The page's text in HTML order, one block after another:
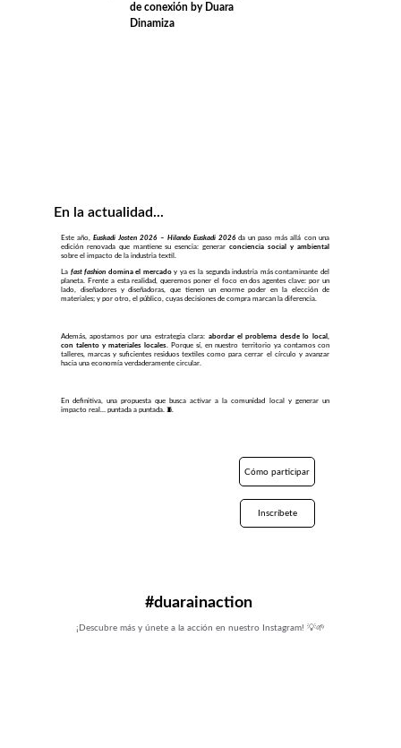
En la actualidad...
Este año,Euskadi Josten 2026 – Hilando Euskadi 2026da un paso más allá con una
edición renovada que mantiene su esencia: generarconciencia social y ambiental
sobre el impacto de la industria textil.
La fast fashion domina el mercadoy ya es la segunda industria más contaminante del
planeta. Frente a esta realidad, queremos poner el foco en dos agentes clave: por un
lado, diseñadores y diseñadoras, que tienen un enorme poder en la elección de
materiales; y por otro, el público, cuyas decisiones de compra marcan la diferencia.
Además, apostamos por una estrategia clara: abordar el problema desde lo local,
con talento y materiales locales. Porque sí, en nuestro territorio ya contamos con
talleres, marcas y suficientes residuos textiles como para cerrar el círculo y avanzar
hacia una economía verdaderamente circular.
En definitiva, una propuesta que busca activar a la comunidad local y generar un
impacto real… puntada a puntada. 🧵
Cómo participar
Inscríbete
de conexión by Duara
Dinamiza
#duarainaction
¡Descubre más y únete a la acción en nuestro Instagram! 💡🌱